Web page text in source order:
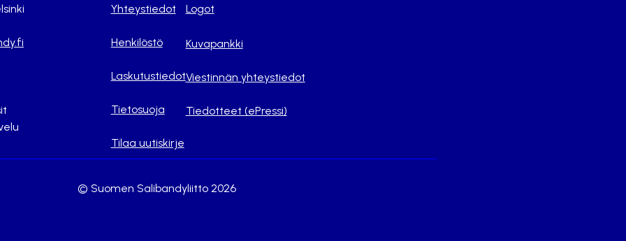
Yhteystiedot
Henkilöstö
Laskutustiedot
Tietosuoja
Tilaa uutiskirje
Logot
Kuvapankki
Viestinnän yhteystiedot
Tiedotteet (ePressi)
© Suomen Salibandyliitto 2026